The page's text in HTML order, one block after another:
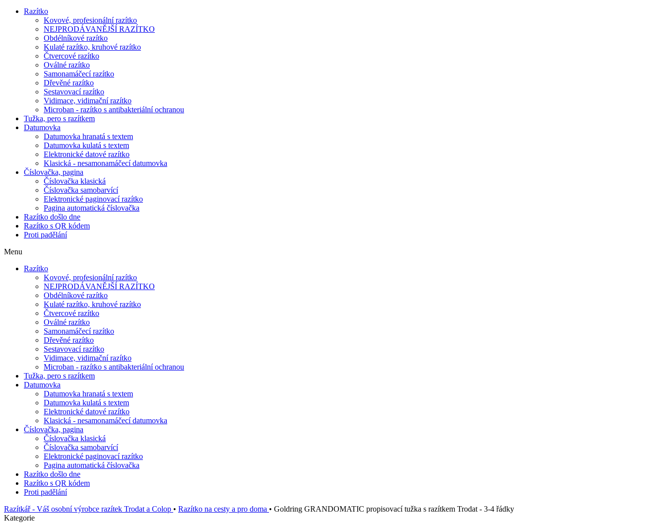
Razítko
Kovové, profesionální razítko
NEJPRODÁVANĚJŠÍ RAZÍTKO
Obdélníkové razítko
Kulaté razítko, kruhové razítko
Čtvercové razítko
Oválné razítko
Samonamáčecí razítko
Dřevěné razítko
Sestavovací razítko
Vidimace, vidimační razítko
Microban - razítko s antibakteriální ochranou
Tužka, pero s razítkem
Datumovka
Datumovka hranatá s textem
Datumovka kulatá s textem
Elektronické datové razítko
Klasická - nesamonamáčecí datumovka
Číslovačka, pagina
Číslovačka klasická
Číslovačka samobarvící
Elektronické paginovací razítko
Pagina automatická číslovačka
Razítko došlo dne
Razítko s QR kódem
Proti padělání
Menu
Razítko
Kovové, profesionální razítko
NEJPRODÁVANĚJŠÍ RAZÍTKO
Obdélníkové razítko
Kulaté razítko, kruhové razítko
Čtvercové razítko
Oválné razítko
Samonamáčecí razítko
Dřevěné razítko
Sestavovací razítko
Vidimace, vidimační razítko
Microban - razítko s antibakteriální ochranou
Tužka, pero s razítkem
Datumovka
Datumovka hranatá s textem
Datumovka kulatá s textem
Elektronické datové razítko
Klasická - nesamonamáčecí datumovka
Číslovačka, pagina
Číslovačka klasická
Číslovačka samobarvící
Elektronické paginovací razítko
Pagina automatická číslovačka
Razítko došlo dne
Razítko s QR kódem
Proti padělání
Razítkář - Váš osobní výrobce razítek Trodat a Colop • Razítko na cesty a pro doma • Goldring GRANDOMATIC propisovací tužka s razítkem Trodat - 3-4 řádky
Kategorie